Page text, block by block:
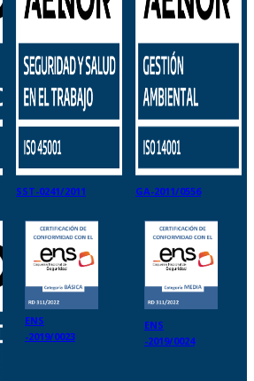
SST-0241/2011 GA-2011/0556
ENS
-2019/0023
ENS
-2019/0024